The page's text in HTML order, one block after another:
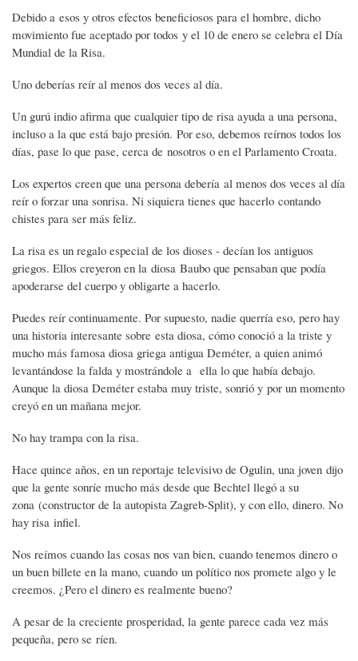
Debido a esos y otros efectos beneficiosos para el hombre, dicho
movimiento fue aceptado por todos y el 10 de enero se celebra el Día
Mundial de la Risa.
Uno deberías reír al menos dos veces al día.
Un gurú indio afirma que cualquier tipo de risa ayuda a una persona,
incluso a la que está bajo presión. Por eso, debemos reírnos todos los
días, pase lo que pase, cerca de nosotros o en el Parlamento Croata.
Los expertos creen que una persona debería al menos dos veces al día
reír o forzar una sonrisa. Ni siquiera tienes que hacerlo contando
chistes para ser más feliz.
La risa es un regalo especial de los dioses - decían los antiguos
griegos. Ellos creyeron en la diosa Baubo que pensaban que podía
apoderarse del cuerpo y obligarte a hacerlo.
Puedes reír continuamente. Por supuesto, nadie querría eso, pero hay
una historia interesante sobre esta diosa, cómo conoció a la triste y
mucho más famosa diosa griega antigua Deméter, a quien animó
levantándose la falda y mostrándole a ella lo que había debajo.
Aunque la diosa Deméter estaba muy triste, sonrió y por un momento
creyó en un mañana mejor.
No hay trampa con la risa.
Hace quince años, en un reportaje televisivo de Ogulin, una joven dijo
que la gente sonríe mucho más desde que Bechtel llegó a su
zona (constructor de la autopista Zagreb-Split), y con ello, dinero. No
hay risa infiel.
Nos reímos cuando las cosas nos van bien, cuando tenemos dinero o
un buen billete en la mano, cuando un político nos promete algo y le
creemos. ¿Pero el dinero es realmente bueno?
A pesar de la creciente prosperidad, la gente parece cada vez más
pequeña, pero se ríen.